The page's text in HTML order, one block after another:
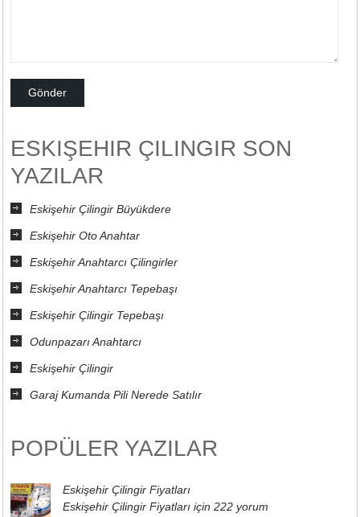
ESKIŞEHIR ÇILINGIR SON
YAZILAR
Eskişehir Çilingir Büyükdere
Eskişehir Oto Anahtar
Eskişehir Anahtarcı Çilingirler
Eskişehir Anahtarcı Tepebaşı
Eskişehir Çilingir Tepebaşı
Odunpazarı Anahtarcı
Eskişehir Çilingir
Garaj Kumanda Pili Nerede Satılır
POPÜLER YAZILAR
Eskişehir Çilingir Fiyatları
Eskişehir Çilingir Fiyatları için 222 yorum